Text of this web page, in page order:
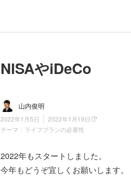
NISAやiDeCo
山内俊明
2022年1月5日
2022年1月19日
テーマ： ライフプランの必要性
2022年もスタートしました。
今年もどうぞ宜しくお願いします。